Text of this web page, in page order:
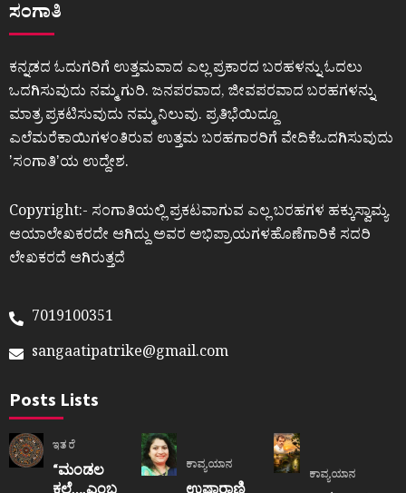
ಸಂಗಾತಿ
ಕನ್ನಡದ ಓದುಗರಿಗೆ ಉತ್ತಮವಾದ ಎಲ್ಲ ಪ್ರಕಾರದ ಬರಹಳನ್ನು ಓದಲು
ಒದಗಿಸುವುದು ನಮ್ಮ ಗುರಿ. ಜನಪರವಾದ, ಜೀವಪರವಾದ ಬರಹಗಳನ್ನು
ಮಾತ್ರ ಪ್ರಕಟಿಸುವುದು ನಮ್ಮ ನಿಲುವು. ಪ್ರತಿಭೆಯಿದ್ದೂ
ಎಲೆಮರೆಕಾಯಿಗಳಂತಿರುವ ಉತ್ತಮ ಬರಹಗಾರರಿಗೆ ವೇದಿಕೆಒದಗಿಸುವುದು
ʼಸಂಗಾತಿʼಯ ಉದ್ದೇಶ.
Copyright:- ಸಂಗಾತಿಯಲ್ಲಿ ಪ್ರಕಟವಾಗುವ ಎಲ್ಲ ಬರಹಗಳ ಹಕ್ಕುಸ್ವಾಮ್ಯ
ಆಯಾಲೇಖಕರದೇ ಆಗಿದ್ದು ಅವರ ಅಭಿಪ್ರಾಯಗಳಹೊಣೆಗಾರಿಕೆ ಸದರಿ
ಲೇಖಕರದೆ ಆಗಿರುತ್ತದೆ
7019100351
sangaatipatrike@gmail.com
Posts Lists
ಇತರೆ
“ಮಂಡಲ
ಕಲೆ….ಎಂಬ
ಕಾವ್ಯಯಾನ
ಉಷಾರಾಣಿ
ಕಾವ್ಯಯಾನ